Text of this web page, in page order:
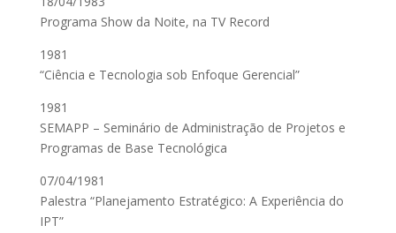
Programa Show da Noite, na TV Record
1981
“Ciência e Tecnologia sob Enfoque Gerencial”
1981
SEMAPP – Seminário de Administração de Projetos e
Programas de Base Tecnológica
07/04/1981
Palestra “Planejamento Estratégico: A Experiência do
IPT”